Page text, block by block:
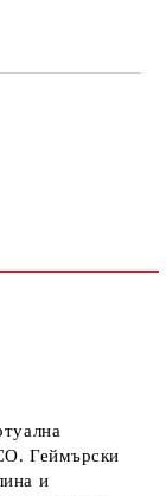
Геймърски
и